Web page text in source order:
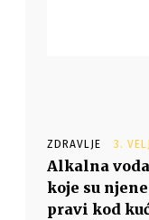
ZDRAVLJE 3.
Alkalna
koje su
pravi kod